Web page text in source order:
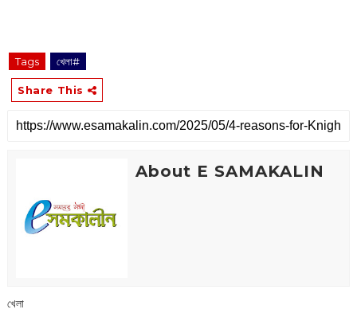
Tags খেলা#
Share This
About E SAMAKALIN
খেলা